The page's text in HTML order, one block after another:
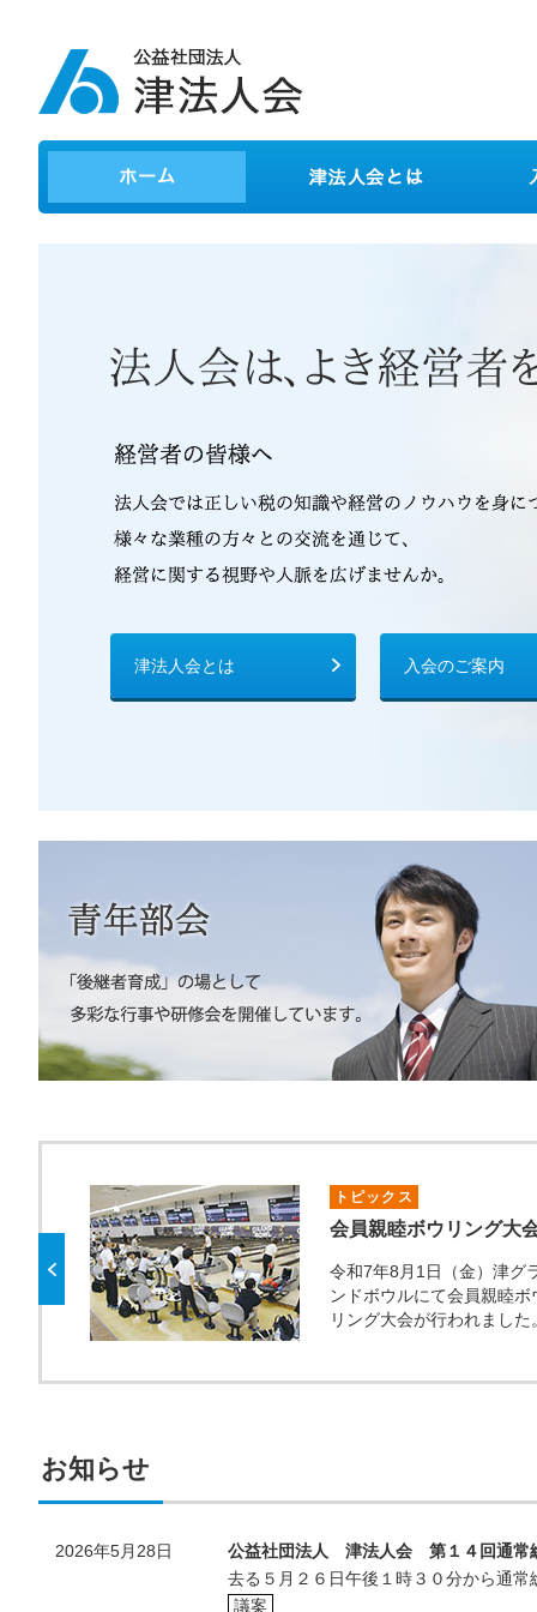
ホーム 津法人会とは 入会
津法人会とは 入会のご案内
トピックス
会員親睦ボウリング大
令和7年8月1日（金）津グ
ンドボウルにて会員親睦ボ
リング大会が行われました
お知らせ
2026年5月28日
公益社団法人 津法人会 第１４回通常
去る５月２６日午後１時３０分から通常
議案